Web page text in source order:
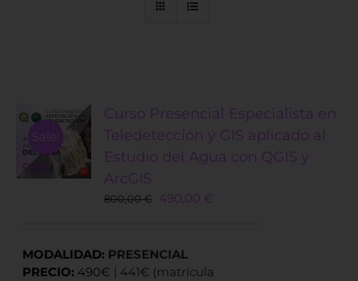
Sale!
Curso Presencial Especialista en
Teledetección y GIS aplicado al
Estudio del Agua con QGIS y
ArcGIS
800,00€
Original
800,00 €.
490,00 €
MODALIDAD: PRESENCIAL
PRECIO: 490€ | 441€ (matrícula